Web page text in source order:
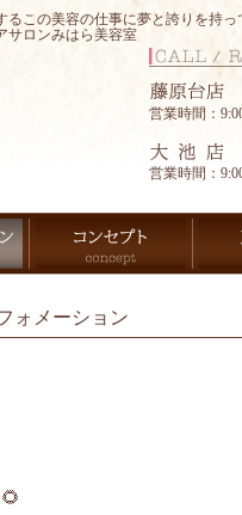
この美容の仕事に夢と誇りを持
サロンみはら美容室
営業時間：
営業時間：
ォメーション